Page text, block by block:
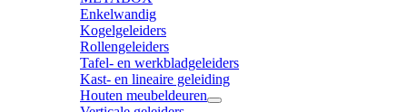
Enkelwandig
Kogelgeleiders
Rollengeleiders
Tafel- en werkbladgeleiders
Kast- en lineaire geleiding
Houten meubeldeuren